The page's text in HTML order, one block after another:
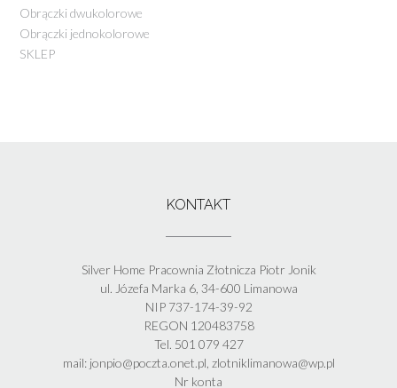
Obrączki dwukolorowe
Obrączki jednokolorowe
SKLEP
KONTAKT
Silver Home Pracownia Złotnicza Piotr Jonik
ul. Józefa Marka 6, 34-600 Limanowa
NIP 737-174-39-92
REGON 120483758
Tel. 501 079 427
mail: jonpio@poczta.onet.pl, zlotniklimanowa@wp.pl
Nr konta